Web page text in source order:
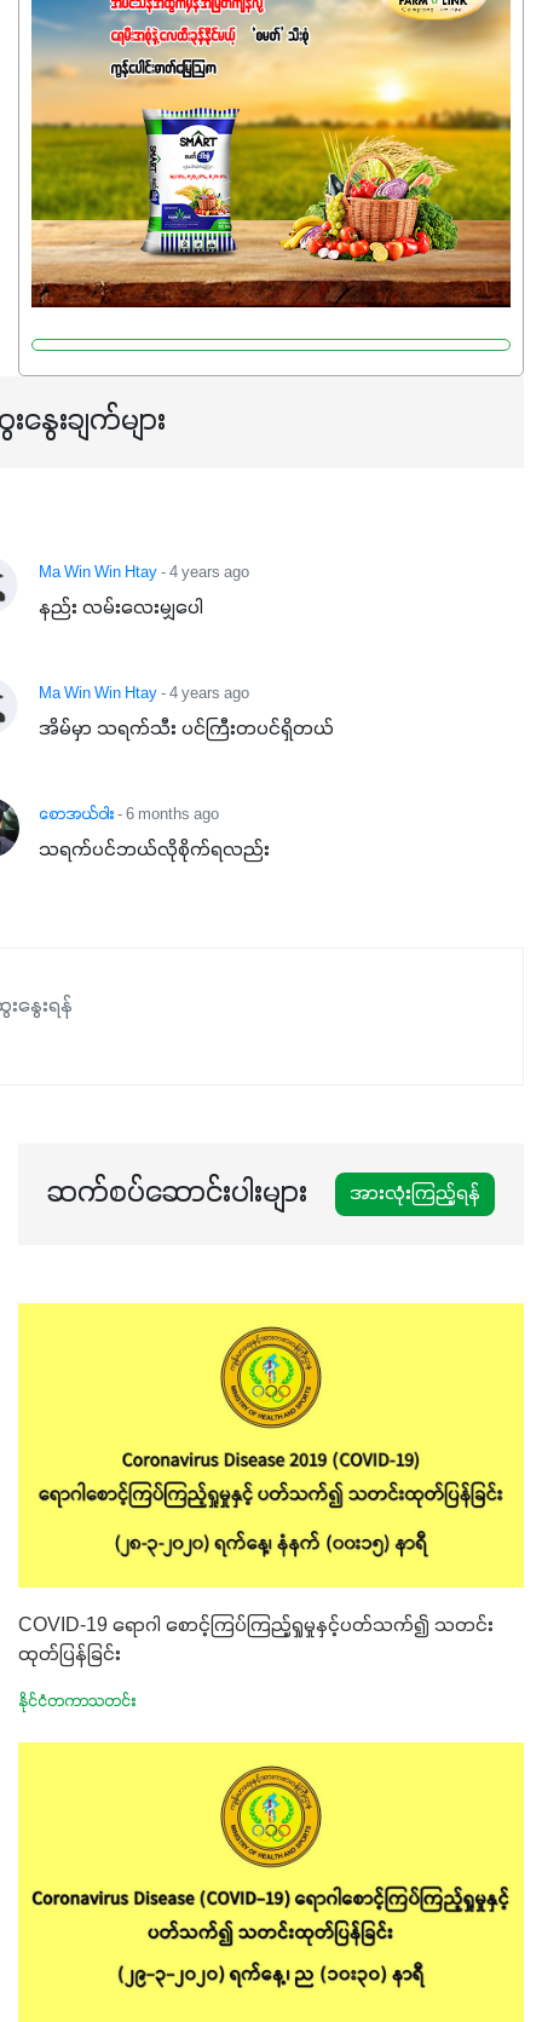
ဓာတ်မြေဩဇာဖြစ်ပါတယ်။ အဓိကအကျိုးကျေးဇူးတွေအနေနဲ့
ကတော့ နိုက်ထရိုဂျင် 19%ပါဝင်တဲ့အတွက် ကလိုရိုဖီးလ်ဖွဲ့စည်း
မှုကို အားပေးကာ သီးနှံပင်များ၏အရွက်များစိမ်းလန်းသန်စွမ်း
ပြီး အစာချက်လုပ်မှုအားကောင်းစေပါတယ်။ အပင်၏ပင်ပိုင်း
ကြီးထွားမှုကို တိုးမြင့်စေကာ အပင်သန်၍ အကြီးမြန်စေပါတယ်။
သင့်တော်တဲ့ Phosphorus 7%ပါဝင်မှုကြောင့် အပင်ရဲ့ အမြစ်
ဖွဲ့စည်းတည်ဆောက်မှုကို ပို၍သန်မာလာအောင် အားပေးပါ
တယ်။ ဒါ့အပြင် ပန်းပွင့်ခြင်း၊အသီးသီးခြင်း၊အစေ့တည်ခြင်း
လုပ်ငန်းစဉ်များကိုလည်း အားပေးပါတယ်။ လုံလောက်တဲ့
အရသာ ပိုမိုကောင်းမွန်စေဖို့အတွက် လိုအပ်တဲ့အာဟာရဓာတ်
ဖြစ်ပါတယ်။ ဟူးမစ်အက်စစ်ပါဝင်ပေါင်းစပ်ထားတဲ့အတွက်
နှံစားသီးနှံများ၊ပဲအမျိုးမျိုး၊ဟင်းသီးဟင်းရွက်နဲ့ ဥယျာဉ်ခြံသီးနှံ
အားလုံးမှာ အသုံးပြုနိုင်တယ်ဆိုတော့ တစ်မျိုးတည်းနဲ့ အားလုံး
မတ်သီးစုံကို သုံးကြပါစို့....
နွေးချက်များ
Ma Win Win Htay- 4 years ago
နည်း လမ်းလေးမျှပေါ
Ma Win Win Htay- 4 years ago
အိမ်မှာ သရက်သီး ပင်ကြီးတပင်ရှိတယ်
စောအယ်ဝါး- 6 months ago
သရက်ပင်ဘယ်လိုစိုက်ရလည်း
နွေးရန်
ဆက်စပ်ဆောင်းပါးများ အားလုံးကြည့်ရန်
COVID-19 ရောဂါ စောင့်ကြပ်ကြည့်ရှုမှုနှင့်ပတ်သက်၍ သတင်း
ထုတ်ပြန်ခြင်း
နိုင်ငံတကာသတင်း